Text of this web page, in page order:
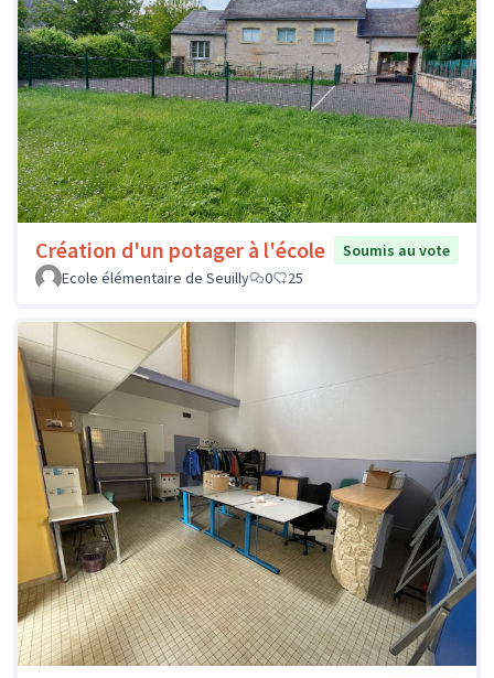
Création d'un potager à l'école
Soumis au vote
Ecole élémentaire de Seuilly
0 25